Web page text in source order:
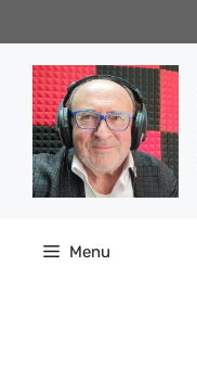
al
contenuto
Menu